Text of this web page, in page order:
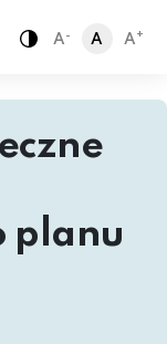
A - A A +
planu